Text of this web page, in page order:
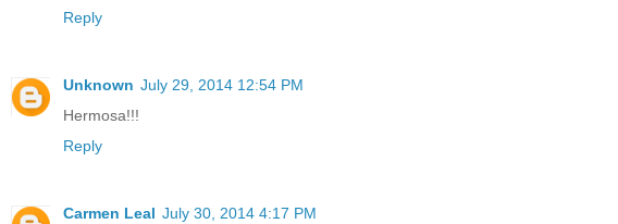
Reply
Unknown July 29, 2014 12:54 PM
Hermosa!!!
Reply
Carmen Leal July 30, 2014 4:17 PM